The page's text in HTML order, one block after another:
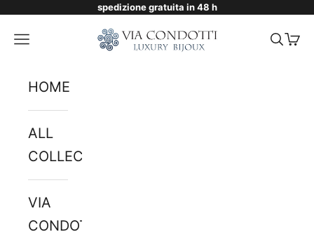
Skip to contentspedizione gratuita in 48 h
Via Condotti Store
Navigation menu Search
Cart
HOME
ALL
COLLECTIONS
VIA
CONDOTTI